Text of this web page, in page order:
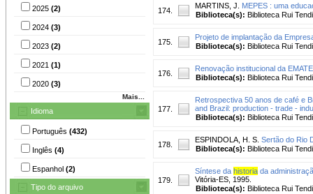
2025 (2)
2024 (3)
2023 (2)
2021 (1)
2020 (3)
Mais...
Idioma
Português (432)
Inglês (4)
Espanhol (2)
Tipo do arquivo
174.
MARTINS, J.
MEPES : uma
Biblioteca(s): Biblioteca Rui
175.
Projeto de implantação da
Biblioteca(s): Biblioteca Rui
176.
Renovação institucional da
Biblioteca(s): Biblioteca Rui
177.
Retrospectiva 50 anos de café e
and Brazil: production - trade -
Biblioteca(s): Biblioteca Rui
178.
ESPINDOLA, H. S. Sertão do Rio
Biblioteca(s): Biblioteca Rui
179.
Síntese da historia da
Vitória-ES, 1995.
Biblioteca(s): Biblioteca Rui